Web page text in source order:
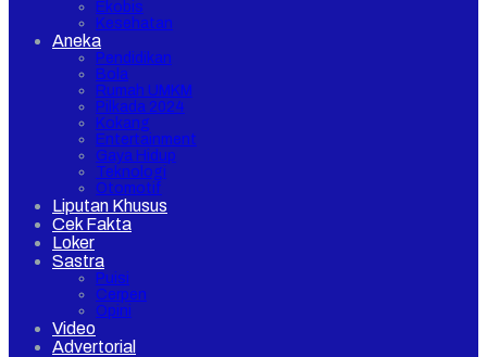
Ekobis
Kesehatan
Aneka
Pendidikan
Bola
Rumah UMKM
Pilkada 2024
Kokang
Entertainment
Gaya Hidup
Teknologi
Otomotif
Liputan Khusus
Cek Fakta
Loker
Sastra
Puisi
Cerpen
Opini
Video
Advertorial